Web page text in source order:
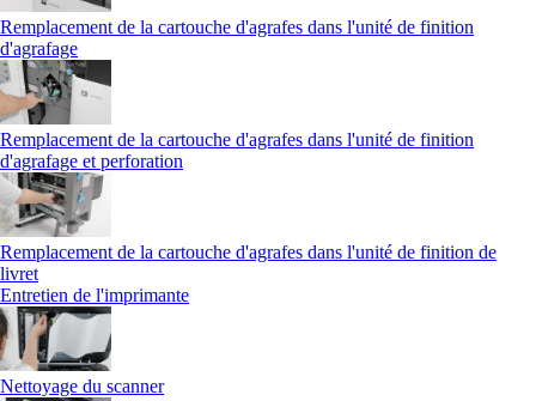
Remplacement de la cartouche d'agrafes dans l'unité de finition
d'agrafage
Remplacement de la cartouche d'agrafes dans l'unité de finition
d'agrafage et perforation
Remplacement de la cartouche d'agrafes dans l'unité de finition de
livret
Entretien de l'imprimante
Nettoyage du scanner